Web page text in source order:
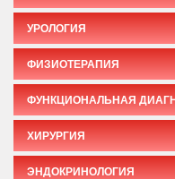
УРОЛОГИЯ
ФИЗИОТЕРАПИЯ
ФУНКЦИОНАЛЬНАЯ
ХИРУРГИЯ
ЭНДОКРИНОЛОГИЯ